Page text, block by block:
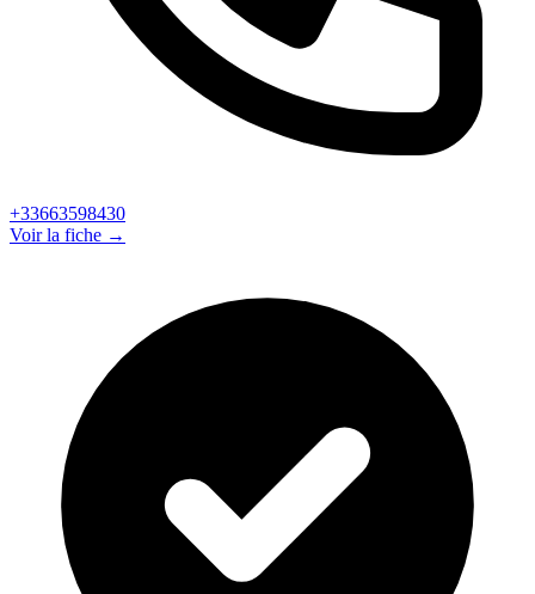
+33663598430
Voir la fiche →